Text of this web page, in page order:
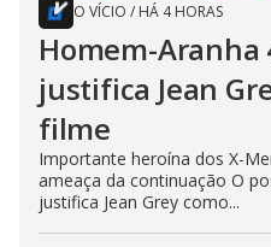
O VÍCIO / HÁ 4 HORAS
Homem-Aranha
justifica Jean
filme
Importante heroína dos X-
ameaça da continuação O
justifica Jean Grey como...